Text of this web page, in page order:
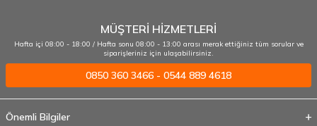
MÜŞTERİ HİZMETLERİ
Hafta içi 08:00 - 18:00 / Hafta sonu 08:00 - 13:00 arası merak ettiğiniz tüm sorular ve
siparişleriniz için ulaşabilirsiniz.
0850 360 3466 - 0544 889 4618
Önemli Bilgiler